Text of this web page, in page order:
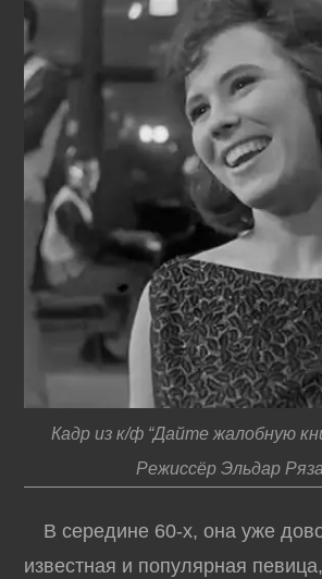
Кадр из к/ф “Дайте жалобную
Режиссёр Эльдар
В середине 60-х, она уже
известная и популярная